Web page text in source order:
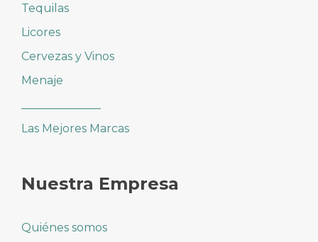
Tequilas
Licores
Cervezas y Vinos
Menaje
Las Mejores Marcas
Nuestra Empresa
Quiénes somos